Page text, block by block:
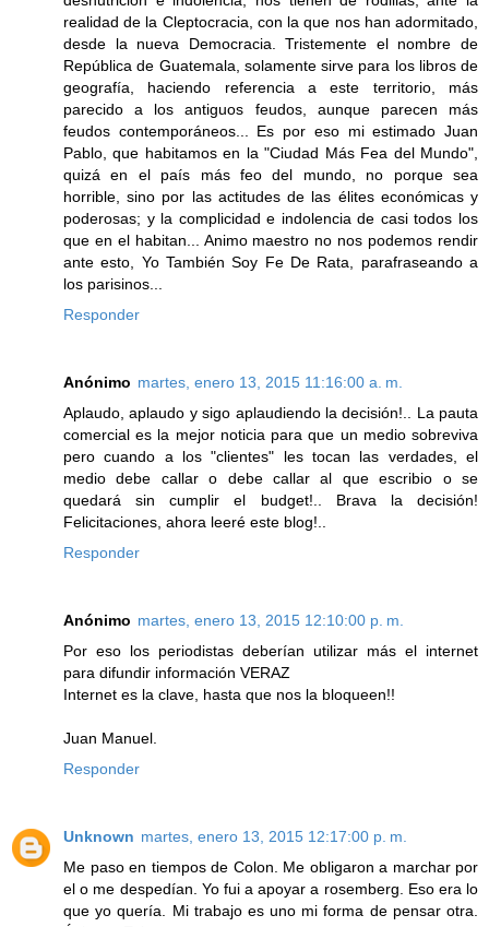
realidad de la Cleptocracia, con la que nos han adormitado,
desde la nueva Democracia. Tristemente el nombre de
República de Guatemala, solamente sirve para los libros de
geografía, haciendo referencia a este territorio, más
parecido a los antiguos feudos, aunque parecen más
feudos contemporáneos... Es por eso mi estimado Juan
Pablo, que habitamos en la "Ciudad Más Fea del Mundo",
quizá en el país más feo del mundo, no porque sea
horrible, sino por las actitudes de las élites económicas y
poderosas; y la complicidad e indolencia de casi todos los
que en el habitan... Animo maestro no nos podemos rendir
ante esto, Yo También Soy Fe De Rata, parafraseando a
los parisinos...
Responder
Anónimo martes, enero 13, 2015 11:16:00 a. m.
Aplaudo, aplaudo y sigo aplaudiendo la decisión!.. La pauta
comercial es la mejor noticia para que un medio sobreviva
pero cuando a los "clientes" les tocan las verdades, el
medio debe callar o debe callar al que escribio o se
quedará sin cumplir el budget!.. Brava la decisión!
Felicitaciones, ahora leeré este blog!..
Responder
Anónimo martes, enero 13, 2015 12:10:00 p. m.
Por eso los periodistas deberían utilizar más el internet
para difundir información VERAZ
Internet es la clave, hasta que nos la bloqueen!!
Juan Manuel.
Responder
Unknown martes, enero 13, 2015 12:17:00 p. m.
Me paso en tiempos de Colon. Me obligaron a marchar por
el o me despedían. Yo fui a apoyar a rosemberg. Eso era lo
que yo quería. Mi trabajo es uno mi forma de pensar otra.